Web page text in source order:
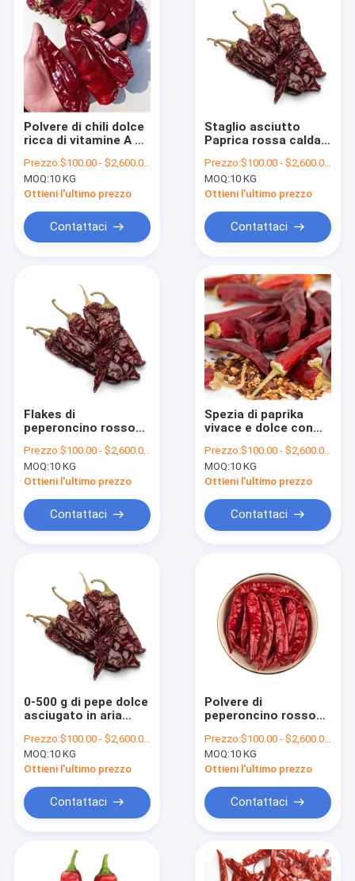
Prodotti
Video
Circa noi
Contatto Stati Uniti
Notizie
Richieda una citazione
Peperoncini rossi secchi
Peperoncino rosso secco di Guajillo
Polvere del peperoncino
Peperoncini schiacciati
Peperoncino rosso di Yidu
pepe dolce della paprica
Peperoncini rossi rossi di Tientsin
Polvere di chili dolce
ricca di vitamine A e
Prezzo:$100.00 - $2,600.00/Metric Tons
MOQ:10 KG
Ottieni l'ultimo prezzo
Contattaci
Staglio asciutto
Paprica rossa calda e
pigmento alimentare
Prezzo:$100.00 - $2,600.00/Metric Tons
MOQ:10 KG
Ottieni l'ultimo prezzo
Contattaci
Flakes di
peperoncino rosso
calorie con vitamine
Prezzo:$100.00 - $2,600.00/Metric Tons
MOQ:10 KG
Ottieni l'ultimo prezzo
Contattaci
Spezia di paprika
vivace e dolce con
vitamine
Prezzo:$100.00 - $2,600.00/Metric Tons
MOQ:10 KG
Ottieni l'ultimo prezzo
Contattaci
0-500 g di pepe dolce
asciugato in aria
disidratato Chili con
gambo
Prezzo:$100.00 - $2,600.00/Metric Tons
MOQ:10 KG
Ottieni l'ultimo prezzo
Contattaci
Polvere di
peperoncino rosso
per aromatizzare il
gusto del pepe dolce
Prezzo:$100.00 - $2,600.00/Metric Tons
MOQ:10 KG
Ottieni l'ultimo prezzo
Contattaci